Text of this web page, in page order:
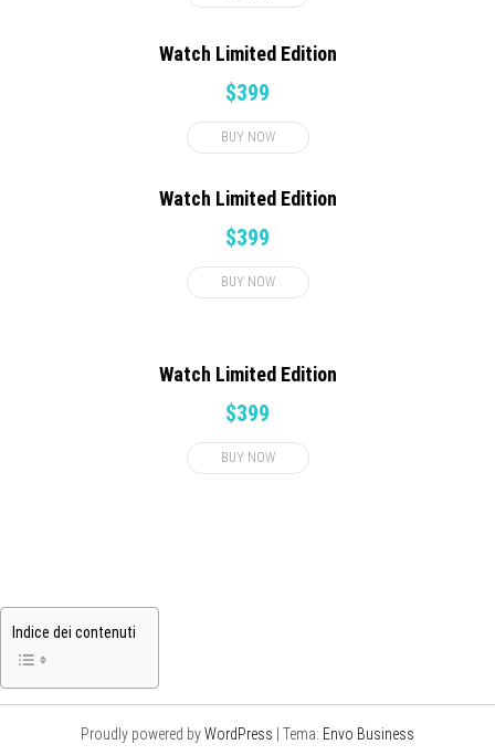
Watch Limited Edition
$399
BUY NOW
Watch Limited Edition
$399
BUY NOW
Watch Limited Edition
$399
BUY NOW
Indice dei contenuti
Proudly powered byWordPress Tema: Envo Business